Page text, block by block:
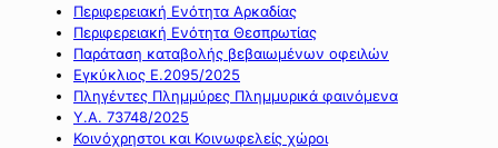
Περιφερειακή Ενότητα Αρκαδίας
Περιφερειακή Ενότητα Θεσπρωτίας
Παράταση καταβολής βεβαιωμένων οφειλών
Εγκύκλιος Ε.2095/2025
Πληγέντες Πλημμύρες Πλημμυρικά φαινόμενα
Υ.Α. 73748/2025
Κοινόχρηστοι και Κοινωφελείς χώροι